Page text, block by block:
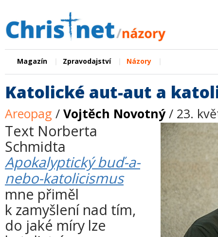
Magazín Zpravodajství Názory
Katolické aut-aut a
Areopag / Vojtěch Novotný / 23.
Text Norberta
Schmidta
Apokalyptický buď-a-
nebo-katolicismus
mne přiměl
k zamyšlení nad tím,
do jaké míry lze